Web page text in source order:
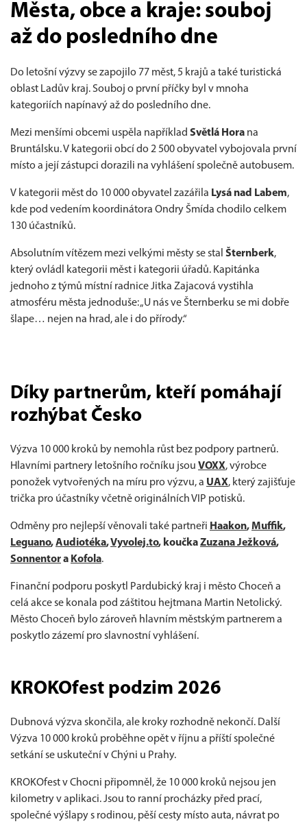
Města, obce a kraje: souboj
až do posledního dne
Do letošní výzvy se zapojilo 77 měst, 5 krajů a také turistická
oblast Ladův kraj. Souboj o první příčky byl v mnoha
kategoriích napínavý až do posledního dne.
Mezi menšími obcemi uspěla například Světlá Hora na
Bruntálsku. V kategorii obcí do 2 500 obyvatel vybojovala první
místo a její zástupci dorazili na vyhlášení společně autobusem.
V kategorii měst do 10 000 obyvatel zazářila Lysá nad Labem,
kde pod vedením koordinátora Ondry Šmída chodilo celkem
130 účastníků.
Absolutním vítězem mezi velkými městy se stal Šternberk,
který ovládl kategorii měst i kategorii úřadů. Kapitánka
jednoho z týmů místní radnice Jitka Zajacová vystihla
atmosféru města jednoduše: „U nás ve Šternberku se mi dobře
šlape… nejen na hrad, ale i do přírody.“
Díky partnerům, kteří pomáhají
rozhýbat Česko
Výzva 10 000 kroků by nemohla růst bez podpory partnerů.
Hlavními partnery letošního ročníku jsou VOXX, výrobce
ponožek vytvořených na míru pro výzvu, a UAX, který zajišťuje
trička pro účastníky včetně originálních VIP potisků.
Odměny pro nejlepší věnovali také partneři Haakon,Muffik,
Leguano,Audiotéka,Vyvolej.to, koučkaZuzana Ježková,
Sonnentora Kofola.
Finanční podporu poskytl Pardubický kraj i město Choceň a
celá akce se konala pod záštitou hejtmana Martin Netolický.
Město Choceň bylo zároveň hlavním městským partnerem a
poskytlo zázemí pro slavnostní vyhlášení.
KROKOfest podzim 2026
Dubnová výzva skončila, ale kroky rozhodně nekončí. Další
Výzva 10 000 kroků proběhne opět v říjnu a příští společné
setkání se uskuteční v Chýni u Prahy.
KROKOfest v Chocni připomněl, že 10 000 kroků nejsou jen
kilometry v aplikaci. Jsou to ranní procházky před prací,
společné výšlapy s rodinou, pěší cesty místo auta, návrat po